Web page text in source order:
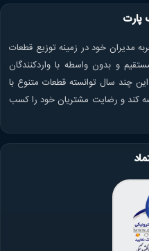
پارت
مدیران خود در زمینه توزیع قطعات
و بدون واسطه با واردکنندگان
چند سال توانسته قطعات متنوع با
کند و رضایت مشتریان خود را کسب